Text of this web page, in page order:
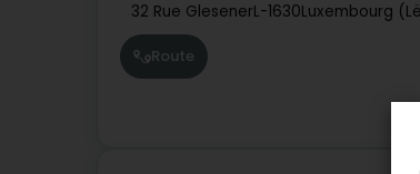
32 Rue GlesenerL-1630Luxembourg
Route